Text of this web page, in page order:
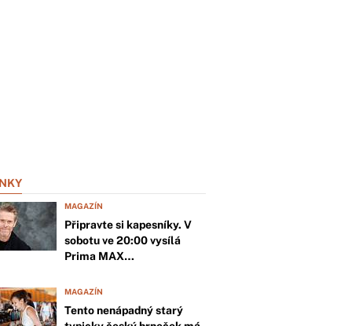
MAGAZÍN
Připravte si kapesníky. V
sobotu ve 20:00 vysílá
Prima MAX…
MAGAZÍN
Tento nenápadný starý